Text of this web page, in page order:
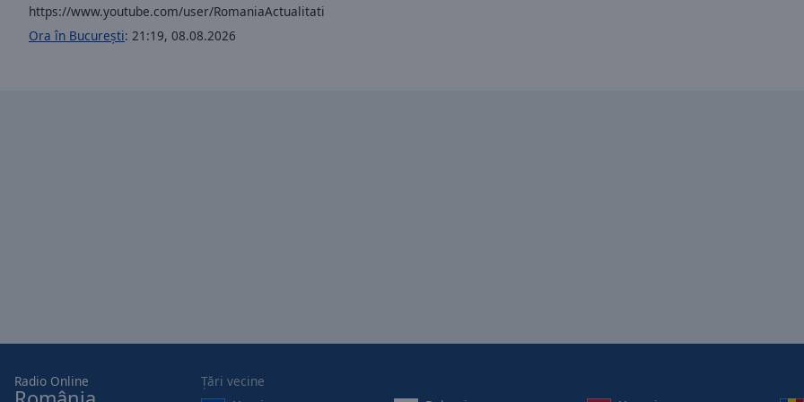
Opacity
Dialog
End
https://www.youtube.com/user/RomaniaActualitati
Ora în București: 21:19, 08.08.2026
Radio Online
Țări vecine